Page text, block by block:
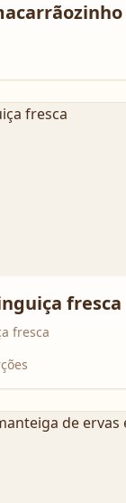
fresca
fresca